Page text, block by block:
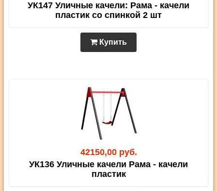
УК147 Уличные качели: Рама - качели
пластик со спинкой 2 шт
Купить
42150,00 руб.
УК136 Уличные качели Рама - качели
пластик